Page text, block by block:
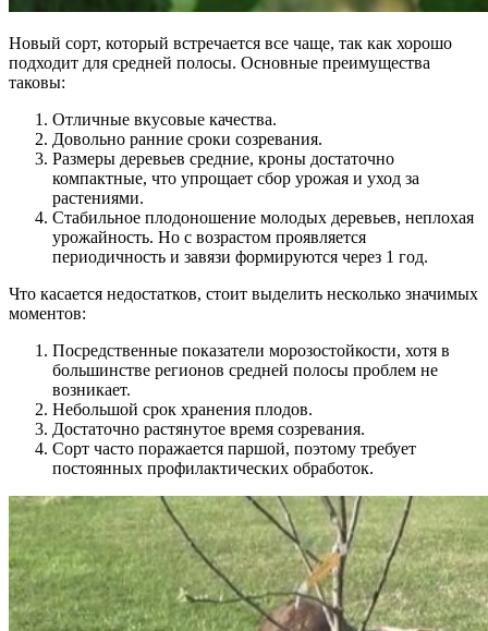
Новый сорт, который встречается все чаще, так как хорошо
подходит для средней полосы. Основные преимущества
таковы:
Отличные вкусовые качества.
Довольно ранние сроки созревания.
Размеры деревьев средние, кроны достаточно
компактные, что упрощает сбор урожая и уход за
растениями.
Стабильное плодоношение молодых деревьев, неплохая
урожайность. Но с возрастом проявляется
периодичность и завязи формируются через 1 год.
Что касается недостатков, стоит выделить несколько значимых
моментов:
Посредственные показатели морозостойкости, хотя в
большинстве регионов средней полосы проблем не
возникает.
Небольшой срок хранения плодов.
Достаточно растянутое время созревания.
Сорт часто поражается паршой, поэтому требует
постоянных профилактических обработок.